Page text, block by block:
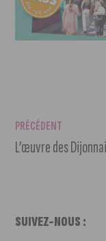
PRÉCÉDENT
SUIVEZ-NOUS :